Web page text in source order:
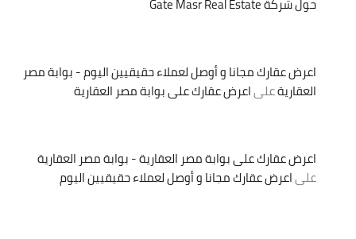
اعرض عقارك مجانا و أوصل لعملاء حقيقيين اليوم - بوابة مصر
العقاريةعلىاعرض عقارك على بوابة مصر العقارية
اعرض عقارك على بوابة مصر العقارية - بوابة مصر العقارية
علىاعرض عقارك مجانا و أوصل لعملاء حقيقيين اليوم